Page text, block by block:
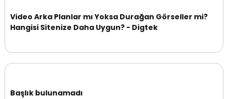
Video Arka Planlar mı Yoksa Durağan Görseller mi?
Hangisi Sitenize Daha Uygun? - Digtek
Başlık bulunamadı